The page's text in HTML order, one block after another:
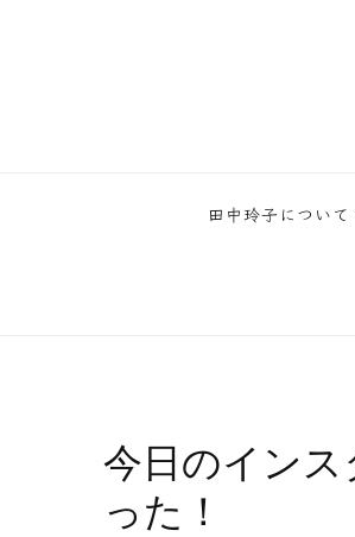
田中玲子について
今日のイン
った！